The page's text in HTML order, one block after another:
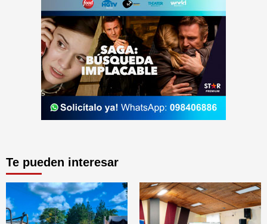
Te pueden interesar